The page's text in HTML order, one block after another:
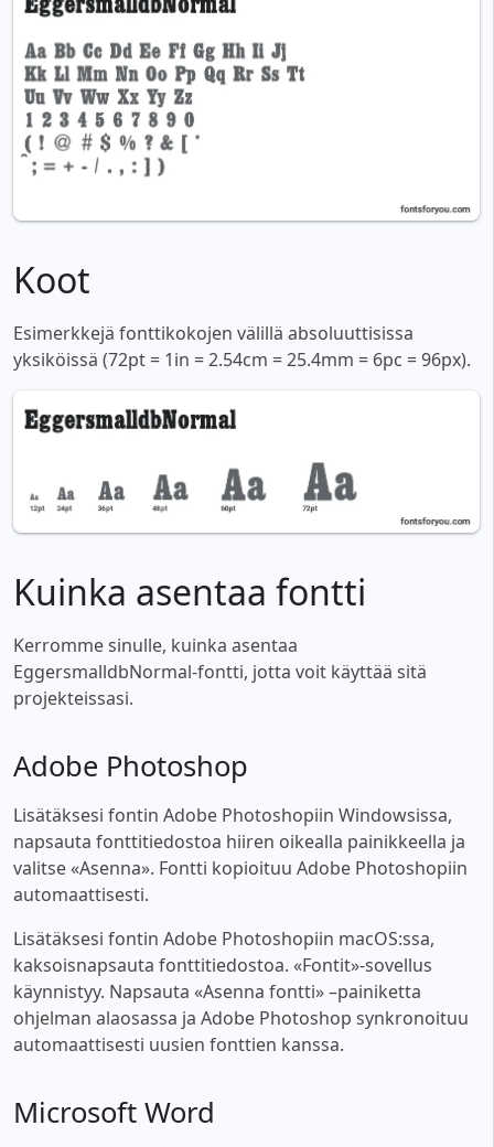
Koot
Esimerkkejä fonttikokojen välillä absoluuttisissa
yksiköissä (72pt = 1in = 2.54cm = 25.4mm = 6pc = 96px).
Kuinka asentaa fontti
Kerromme sinulle, kuinka asentaa
EggersmalldbNormal-fontti, jotta voit käyttää sitä
projekteissasi.
Adobe Photoshop
Lisätäksesi fontin Adobe Photoshopiin Windowsissa,
napsauta fonttitiedostoa hiiren oikealla painikkeella ja
valitse «Asenna». Fontti kopioituu Adobe Photoshopiin
automaattisesti.
Lisätäksesi fontin Adobe Photoshopiin macOS:ssa,
kaksoisnapsauta fonttitiedostoa. «Fontit»-sovellus
käynnistyy. Napsauta «Asenna fontti» –painiketta
ohjelman alaosassa ja Adobe Photoshop synkronoituu
automaattisesti uusien fonttien kanssa.
Microsoft Word